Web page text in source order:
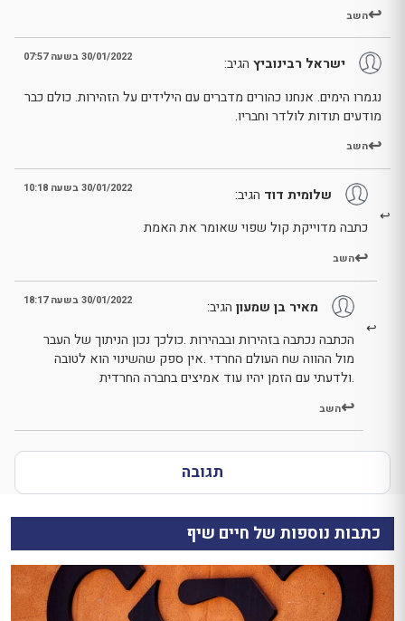
השב
ישראל רבינוביץ הגיב: 30/01/2022 בשעה 07:57
נגמרו הימים. אנחנו כהורים מדברים עם הילידים על הזהירות. כולם כבר
מודעים תודות לולדר וחבריו.
השב
שלומית דוד הגיב: 30/01/2022 בשעה 10:18
כתבה מדוייקת קול שפוי שאומר את האמת
השב
מאיר בן שמעון הגיב: 30/01/2022 בשעה 18:17
הכתבה נכתבה בזהירות ובבהירות .כולכך נכון הניתוך של העבר
מול ההווה שח העולם החרדי .אין ספק שהשינוי הוא לטובה
.ולדעתי עם הזמן יהיו עוד אמיצים בחברה החרדית
השב
תגובה
כתבות נוספות של חיים שיף